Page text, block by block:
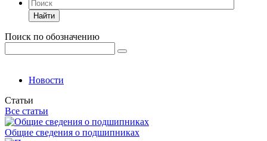
Найти
Поиск по обозначению
Новости
Статьи
Все статьи
Общие сведения о подшипниках